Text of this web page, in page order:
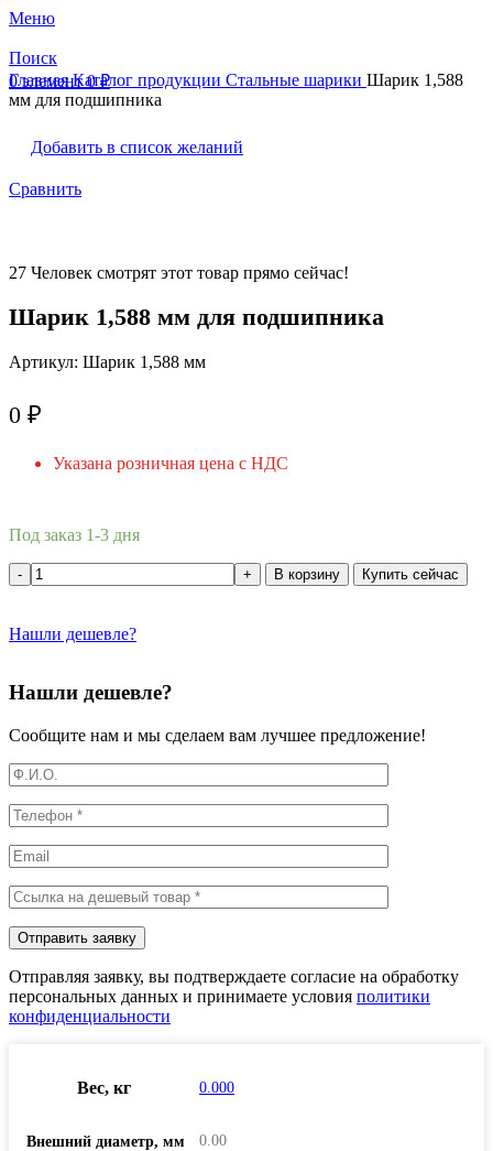
Меню
Поиск
0элемент 0₽
ГлавнаяКаталог продукции Стальные шарики Шарик 1,588
мм для подшипника
Добавить в список желаний
Сравнить
27 Человек смотрят этот товар прямо сейчас!
Шарик 1,588 мм для подшипника
Артикул: Шарик 1,588 мм
0 ₽
Указана розничная цена с НДС
Под заказ 1-3 дня
В корзину Купить сейчас
Нашли дешевле?
Нашли дешевле?
Сообщите нам и мы сделаем вам лучшее предложение!
Отправляя заявку, вы подтверждаете согласие на обработку
персональных данных и принимаете условия политики
конфиденциальности
Вес, кг 0.000
Внешний диаметр, мм 0.00